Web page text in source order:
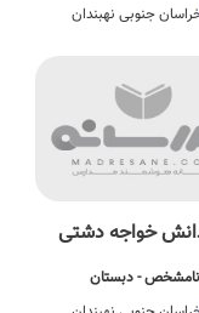
جنوبی نهبندان
خواجه دشتی
نامشخص - دبستان